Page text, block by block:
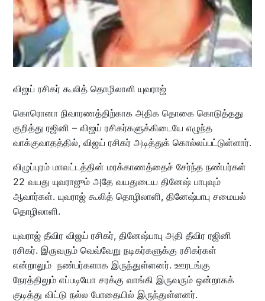
விஜய் ரசிகர் கூலித் தொழிலாளி யுவராஜ்
கொரொனா நிவாரணத்திற்காக அதிக தொகை கொடுத்தது
குறித்து ரஜினி – விஜய் ரசிகர்களுக்கிடையே எழுந்த
வாக்குவாதத்தில், விஜய் ரசிகர் அடித்துக் கொல்லப்பட்டுள்ளார்.
விழுப்புரம் மாவட்டத்தின் மரக்காணத்தைச் சேர்ந்த நண்பர்கள்
22 வயது யுவராஜும் அதே வயதுடைய தினேஷ் பாபுவும்
ஆவார்கள். யுவராஜ் கூலித் தொழிலாளி, தினேஷ்பாபு சமையல்
தொழிலாளி.
யுவராஜ் தீவிர விஜய் ரசிகர், தினேஷ்பாபு அதி தீவிர ரஜினி
ரசிகர். இருவரும் வெவ்வேறு நடிகர்களுக்கு ரசிகர்கள்
என்றாலும் நண்பர்களாக இருந்துள்ளனர். ஊரடங்கு
நேரத்திலும் எப்படியோ சரக்கு வாங்கி இருவரும் ஒன்றாகக்
குடித்து விட்டு நல்ல போதையில் இருந்துள்ளனர்.